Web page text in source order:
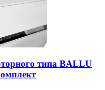
типа BALLU